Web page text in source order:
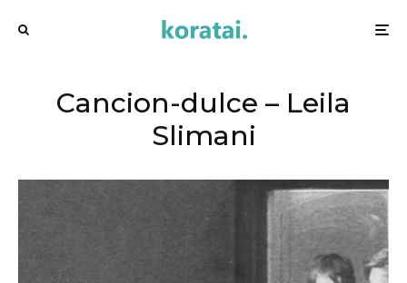
Cancion-dulce – Leila
Slimani